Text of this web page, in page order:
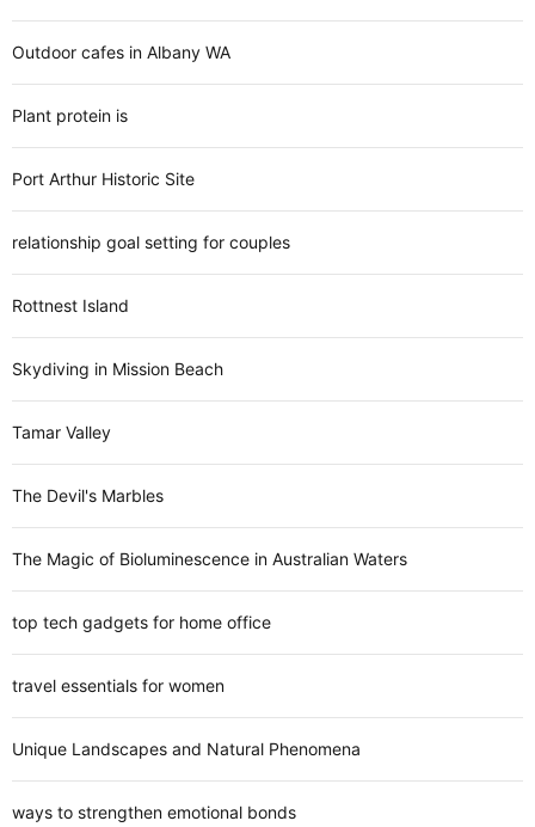
Outdoor cafes in Albany WA
Plant protein is
Port Arthur Historic Site
relationship goal setting for couples
Rottnest Island
Skydiving in Mission Beach
Tamar Valley
The Devil's Marbles
The Magic of Bioluminescence in Australian Waters
top tech gadgets for home office
travel essentials for women
Unique Landscapes and Natural Phenomena
ways to strengthen emotional bonds